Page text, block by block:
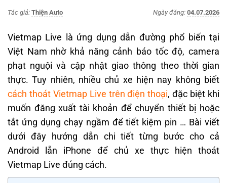
Tác giả: Thiện Auto Ngày đăng: 04.07.2026
Vietmap Live là ứng dụng dẫn đường phổ biến tại
Việt Nam nhờ khả năng cảnh báo tốc độ, camera
phạt nguội và cập nhật giao thông theo thời gian
thực. Tuy nhiên, nhiều chủ xe hiện nay không biết
cách thoát Vietmap Live trên điện thoại, đặc biệt khi
muốn đăng xuất tài khoản để chuyển thiết bị hoặc
tắt ứng dụng chạy ngầm để tiết kiệm pin … Bài viết
dưới đây hướng dẫn chi tiết từng bước cho cả
Android lẫn iPhone để chủ xe thực hiện thoát
Vietmap Live đúng cách.